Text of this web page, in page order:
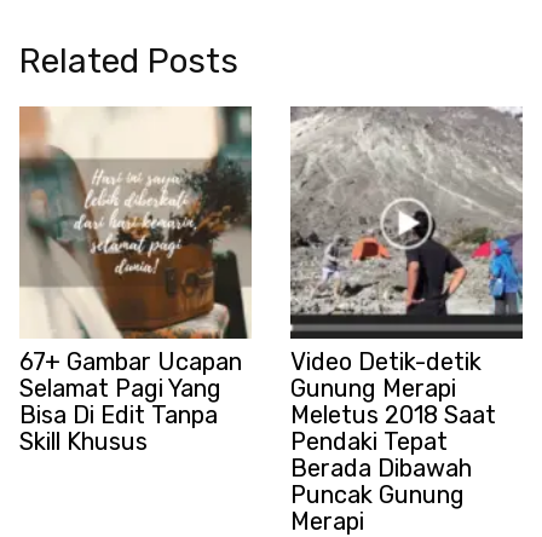
Related Posts
67+ Gambar Ucapan
Selamat Pagi Yang
Bisa Di Edit Tanpa
Skill Khusus
Video Detik-detik
Gunung Merapi
Meletus 2018 Saat
Pendaki Tepat
Berada Dibawah
Puncak Gunung
Merapi